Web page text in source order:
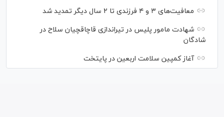
معافیت‌های ۳ و ۴ فرزندی تا ۲ سال دیگر تمدید شد
شهادت مامور پلیس در تیراندازی قاچاقچیان سلاح در
شادگان
آغاز کمپین سلامت اربعین در پایتخت